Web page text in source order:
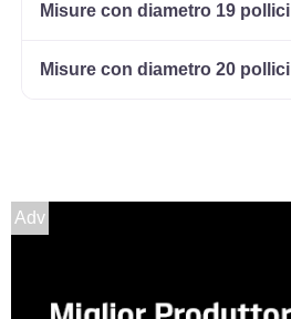
Misure con diametro 19 pollici
Misure con diametro 20 pollici
Adv